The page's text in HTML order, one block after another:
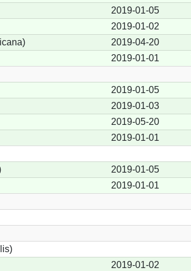
2019-01-05
2019-01-02
2019-04-20
2019-01-01
2019-01-05
2019-01-03
2019-05-20
2019-01-01
2019-01-05
2019-01-01
2019-01-02